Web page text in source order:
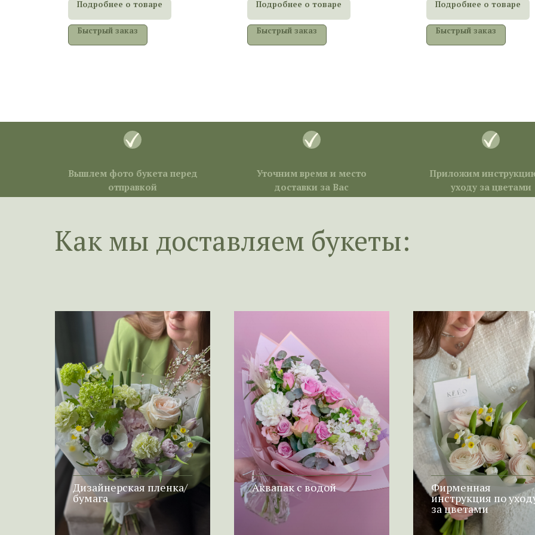
Подробнее о товаре
Быстрый заказ
Подробнее о товаре
Быстрый заказ
Подробнее о товаре
Быстрый заказ
Вышлем фото букета перед
отправкой
Уточним время и место
доставки за Вас
Приложим
уходу за цветами
Как мы доставляем букеты:
Дизайнерская пленка/
бумага
Аквапак с водой Фирменная
инструкция по
за цветами